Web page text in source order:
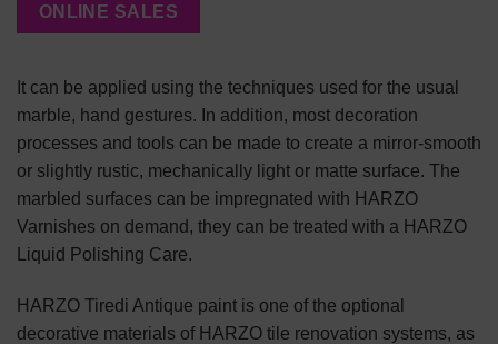
ONLINE SALES
It can be applied using the techniques used for the usual
marble, hand gestures. In addition, most decoration
processes and tools can be made to create a mirror-smooth
or slightly rustic, mechanically light or matte surface. The
marbled surfaces can be impregnated with HARZO
Varnishes on demand, they can be treated with a HARZO
Liquid Polishing Care.
HARZO Tiredi Antique paint is one of the optional
decorative materials of HARZO tile renovation systems, as